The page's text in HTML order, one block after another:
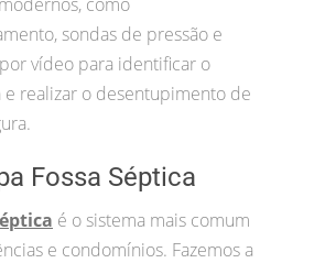
sondas de pressão e
vídeo para identificar o
realizar o desentupimento de
Fossa Séptica
é o sistema mais comum
e condomínios. Fazemos a